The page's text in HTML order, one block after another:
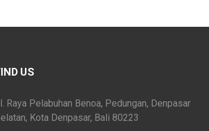
US
Raya Pelabuhan Benoa, Pedungan, Denpasar
Kota Denpasar, Bali 80223